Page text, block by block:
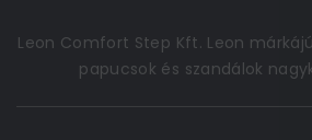
Leon Comfort Step Kft. Leon
papucsok és szandálok